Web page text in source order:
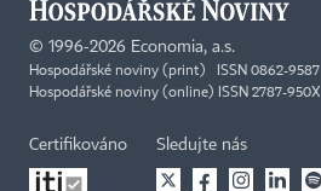
© 1996-2026 Economia, a.s.
Hospodářské noviny (print) ISSN 0862-9587
Hospodářské noviny (online) ISSN 2787-950X
Certifikováno Sledujte nás